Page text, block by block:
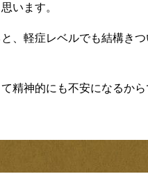
います。
、軽症レベルでも結構き
精神的にも不安になるから